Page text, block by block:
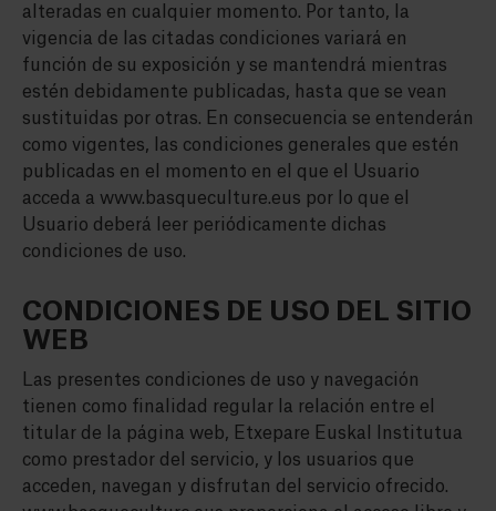
alteradas en cualquier momento. Por tanto, la
vigencia de las citadas condiciones variará en
función de su exposición y se mantendrá mientras
estén debidamente publicadas, hasta que se vean
sustituidas por otras. En consecuencia se entenderán
como vigentes, las condiciones generales que estén
publicadas en el momento en el que el Usuario
acceda a www.basqueculture.eus por lo que el
Usuario deberá leer periódicamente dichas
condiciones de uso.
CONDICIONES DE USO DEL SITIO
WEB
Las presentes condiciones de uso y navegación
tienen como finalidad regular la relación entre el
titular de la página web, Etxepare Euskal Institutua
como prestador del servicio, y los usuarios que
acceden, navegan y disfrutan del servicio ofrecido.